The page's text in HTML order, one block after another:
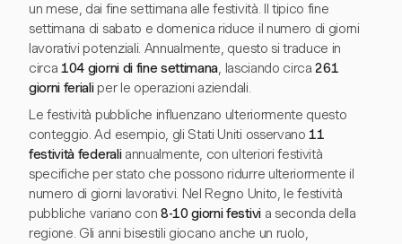
un mese, dai fine settimana alle festività. Il tipico fine
settimana di sabato e domenica riduce il numero di giorni
lavorativi potenziali. Annualmente, questo si traduce in
circa104 giorni di fine settimana, lasciando circa261
giorni ferialiper le operazioni aziendali.
Le festività pubbliche influenzano ulteriormente questo
conteggio. Ad esempio, gli Stati Uniti osservano11
festività federaliannualmente, con ulteriori festività
specifiche per stato che possono ridurre ulteriormente il
numero di giorni lavorativi. Nel Regno Unito, le festività
pubbliche variano con 8-10 giorni festivia seconda della
regione. Gli anni bisestili giocano anche un ruolo,